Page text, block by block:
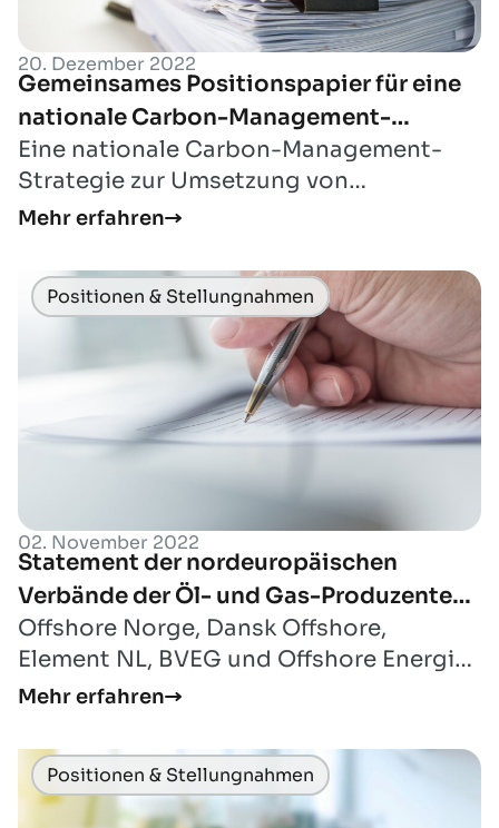
20. Dezember 2022
Gemeinsames Positionspapier für eine
nationale Carbon-Management-
Strategie
Eine nationale Carbon-Management-
Strategie zur Umsetzung von
industriellen CCS- und CCU-Projekten
Mehr erfahren
Positionen & Stellungnahmen
02. November 2022
Statement der nordeuropäischen
Verbände der Öl- und Gas-Produzenten
zu der EU-Verordnung zur Reduzierung
der Methanemissionen im Energiesektor
Offshore Norge, Dansk Offshore,
Element NL, BVEG und Offshore Energies
UK vertreten die Öl- und
Mehr erfahren
Positionen & Stellungnahmen